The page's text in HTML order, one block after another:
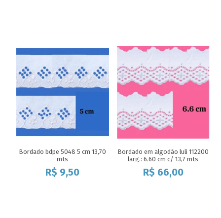
Bordado bdpe 5048 5 cm 13,70
mts
R$ 9,50
Bordado em algodão luli 112200
larg.: 6.60 cm c/ 13,7 mts
R$ 66,00